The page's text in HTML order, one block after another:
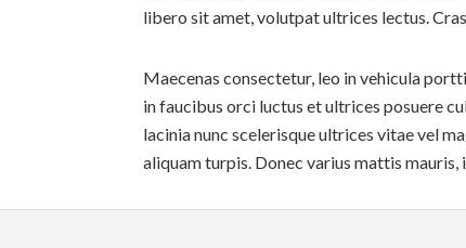
libero sit amet, volutpat ultrices lectus.
Maecenas consectetur, leo in vehicula
in faucibus orci luctus et ultrices posuere
lacinia nunc scelerisque ultrices vitae vel
aliquam turpis. Donec varius mattis mauris,